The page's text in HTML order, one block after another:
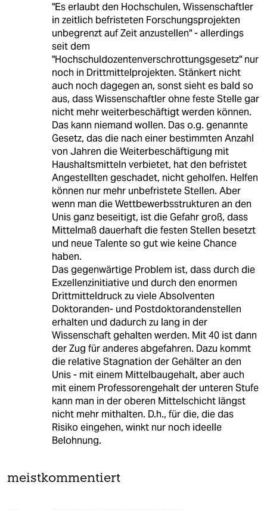
"Es erlaubt den Hochschulen, Wissenschaftler
in zeitlich befristeten Forschungsprojekten
unbegrenzt auf Zeit anzustellen" - allerdings
seit dem
"Hochschuldozentenverschrottungsgesetz" nur
noch in Drittmittelprojekten. Stänkert nicht
auch noch dagegen an, sonst sieht es bald so
aus, dass Wissenschaftler ohne feste Stelle gar
nicht mehr weiterbeschäftigt werden können.
Das kann niemand wollen. Das o.g. genannte
Gesetz, das die nach einer bestimmten Anzahl
von Jahren die Weiterbeschäftigung mit
Haushaltsmitteln verbietet, hat den befristet
Angestellten geschadet, nicht geholfen. Helfen
können nur mehr unbefristete Stellen. Aber
wenn man die Wettbewerbsstrukturen an den
Unis ganz beseitigt, ist die Gefahr groß, dass
Mittelmaß dauerhaft die festen Stellen besetzt
und neue Talente so gut wie keine Chance
haben.
Das gegenwärtige Problem ist, dass durch die
Exzellenzinitiative und durch den enormen
Drittmitteldruck zu viele Absolventen
Doktoranden- und Postdoktorandenstellen
erhalten und dadurch zu lang in der
Wissenschaft gehalten werden. Mit 40 ist dann
der Zug für anderes abgefahren. Dazu kommt
die relative Stagnation der Gehälter an den
Unis - mit einem Mittelbaugehalt, aber auch
mit einem Professorengehalt der unteren Stufe
kann man in der oberen Mittelschicht längst
nicht mehr mithalten. D.h., für die, die das
Risiko eingehen, winkt nur noch ideelle
Belohnung.
meistkommentiert